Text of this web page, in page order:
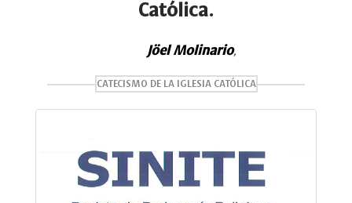
Católica.
Jöel Molinario,
CATECISMO DE LA IGLESIA CATÓLICA